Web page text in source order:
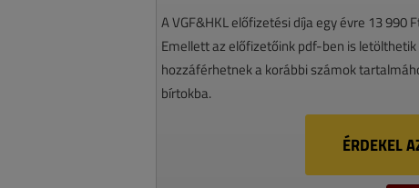
A VGF&HKL előfizetési díja egy évre 13
Emellett az előfizetőink pdf-ben is
hozzáférhetnek a korábbi számok
bírtokba.
ÉRDEKEL